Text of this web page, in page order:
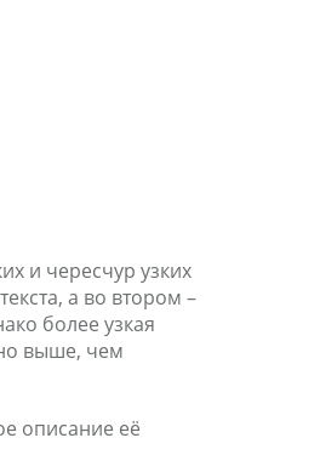
и чересчур узких
а во втором –
более узкая
выше, чем
описание её